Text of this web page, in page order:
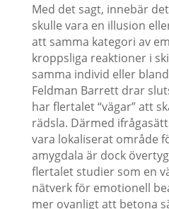
Med det sagt, innebär
skulle vara en illusion
att samma kategori av
kroppsliga reaktioner i
samma individ eller
Feldman Barrett drar
har flertalet “vägar” att
rädsla. Därmed
vara lokaliserat område
amygdala är dock
flertalet studier som en
nätverk för emotionell
mer ovanligt att betona